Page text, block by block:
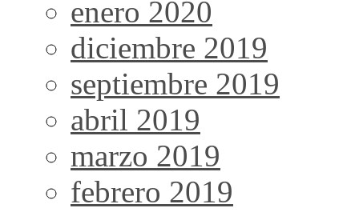
enero 2020
diciembre 2019
septiembre 2019
abril 2019
marzo 2019
febrero 2019